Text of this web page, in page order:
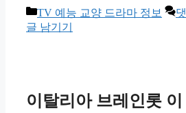
카
테
TV 예능 교양 드라마 정보
댓
글 남기기
이탈리아 브레인롯 이